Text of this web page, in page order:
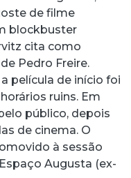
de filme
blockbuster
cita como
Pedro Freire.
película de início foi
ruins. Em
público, depois
de cinema. O
à sessão
Augusta (ex-